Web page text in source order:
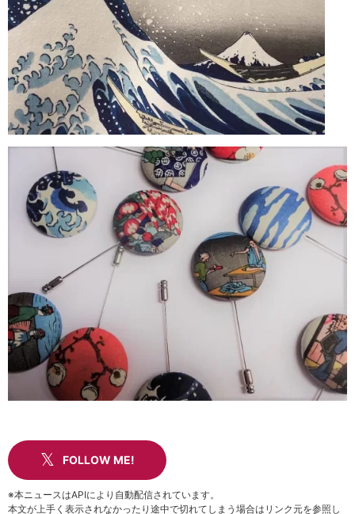
FOLLOW ME!
※本ニュースはAPIにより自動配信されています。
本文が上手く表示されなかったり途中で切れてしまう場合はリンク元を参照し